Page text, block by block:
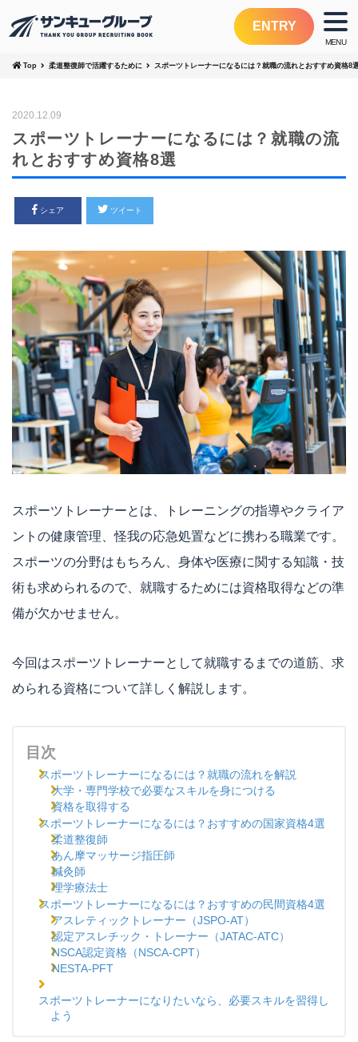
ENTRY
Top 柔道整復師で活躍するために スポーツトレーナーになるには？就職の流れとおすすめ資格8
2020.12.09
スポーツトレーナーになるには？就職の流
れとおすすめ資格8選
シェア ツイート
スポーツトレーナーとは、トレーニングの指導やクライア
ントの健康管理、怪我の応急処置などに携わる職業です。
スポーツの分野はもちろん、身体や医療に関する知識・技
術も求められるので、就職するためには資格取得などの準
備が欠かせません。
今回はスポーツトレーナーとして就職するまでの道筋、求
められる資格について詳しく解説します。
目次
スポーツトレーナーになるには？就職の流れを解説
大学・専門学校で必要なスキルを身につける
資格を取得する
スポーツトレーナーになるには？おすすめの国家資格4選
柔道整復師
あん摩マッサージ指圧師
鍼灸師
理学療法士
スポーツトレーナーになるには？おすすめの民間資格4選
アスレティックトレーナー（JSPO-AT）
認定アスレチック・トレーナー（JATAC-ATC）
NSCA認定資格（NSCA-CPT）
NESTA-PFT
スポーツトレーナーになりたいなら、必要スキルを習得し
よう